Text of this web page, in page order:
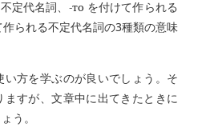
定代名詞、 -то を付けて作られる
作られる不定代名詞の3種類の意味
い方を学ぶのが良いでしょう。そ
すが、文章中に出てきたときに
う。